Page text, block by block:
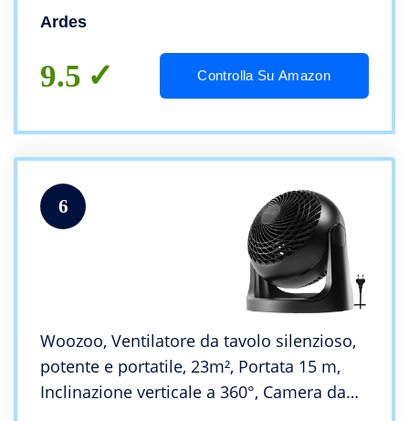
Gradi Ventilatore da Terra Box Floor
Ardes
9.5 Controlla Su Amazon
6
Woozoo, Ventilatore da tavolo silenzioso,
potente e portatile, 23m², Portata 15 m,
Inclinazione verticale a 360°, Camera da